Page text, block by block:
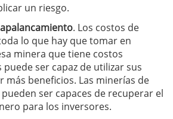
un riesgo.
. Los costos de
lo que hay que tomar en
minera que tiene costos
ser capaz de utilizar sus
más beneficios. Las minerías de
ser capaces de recuperar el
para los inversores.